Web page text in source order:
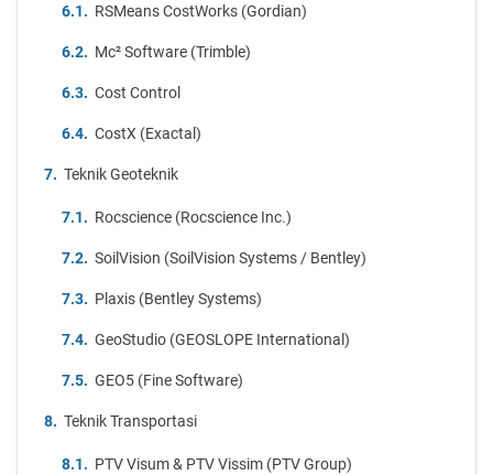
RSMeans CostWorks (Gordian)
Mc² Software (Trimble)
Cost Control
CostX (Exactal)
Teknik Geoteknik
Rocscience (Rocscience Inc.)
SoilVision (SoilVision Systems / Bentley)
Plaxis (Bentley Systems)
GeoStudio (GEOSLOPE International)
GEO5 (Fine Software)
Teknik Transportasi
PTV Visum & PTV Vissim (PTV Group)